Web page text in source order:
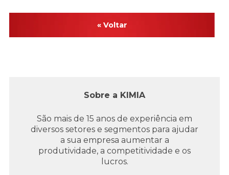
« Voltar
Sobre a KIMIA
São mais de 15 anos de experiência em
diversos setores e segmentos para ajudar
a sua empresa aumentar a
produtividade, a competitividade e os
lucros.